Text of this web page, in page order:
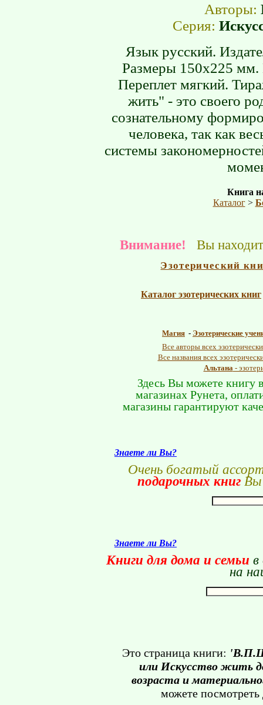
Авторы:
Серия:
Язык русский.
Размеры 150х225 мм.
Переплет мягкий.
жить" - это своего
сознательному
человека, так как
системы
Книга
Каталог>
Внимание! Вы
Эзотерический
Каталог эзотерических книг
Магия - Эзотерические
Все авторы всех
Все названия всех
Альтана-
Здесь Вы можете книгу
магазинах Рунета,
магазины гарантируют
Знаете ли Вы?
Очень богатый
подарочных книгВы
Знаете ли Вы?
Книги для дома и семьи в
на
Это страница книги:
или Искусство жить
возраста и
можете